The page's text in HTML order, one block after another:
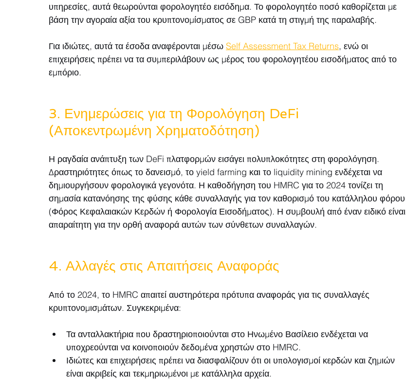
υπηρεσίες, αυτά θεωρούνται φορολογητέο εισόδημα. Το φορολογητέο ποσό καθορίζεται με
βάση την αγοραία αξία του κρυπτονομίσματος σε GBP κατά τη στιγμή της παραλαβής.
Για ιδιώτες, αυτά τα έσοδα αναφέρονται μέσω Self Assessment Tax Returns, ενώ οι
επιχειρήσεις πρέπει να τα συμπεριλάβουν ως μέρος του φορολογητέου εισοδήματος από το
εμπόριο.
3. Ενημερώσεις για τη Φορολόγηση DeFi
(Αποκεντρωμένη Χρηματοδότηση)
Η ραγδαία ανάπτυξη των DeFi πλατφορμών εισάγει πολυπλοκότητες στη φορολόγηση.
Δραστηριότητες όπως το δανεισμό, το yield farming και το liquidity mining ενδέχεται να
δημιουργήσουν φορολογικά γεγονότα. Η καθοδήγηση του HMRC για το 2024 τονίζει τη
σημασία κατανόησης της φύσης κάθε συναλλαγής για τον καθορισμό του κατάλληλου φόρου
(Φόρος Κεφαλαιακών Κερδών ή Φορολογία Εισοδήματος). Η συμβουλή από έναν ειδικό είναι
απαραίτητη για την ορθή αναφορά αυτών των σύνθετων συναλλαγών.
4. Αλλαγές στις Απαιτήσεις Αναφοράς
Από το 2024, το HMRC απαιτεί αυστηρότερα πρότυπα αναφοράς για τις συναλλαγές
κρυπτονομισμάτων. Συγκεκριμένα:
Τα ανταλλακτήρια που δραστηριοποιούνται στο Ηνωμένο Βασίλειο ενδέχεται να
υποχρεούνται να κοινοποιούν δεδομένα χρηστών στο HMRC.
Ιδιώτες και επιχειρήσεις πρέπει να διασφαλίζουν ότι οι υπολογισμοί κερδών και ζημιών
είναι ακριβείς και τεκμηριωμένοι με κατάλληλα αρχεία.